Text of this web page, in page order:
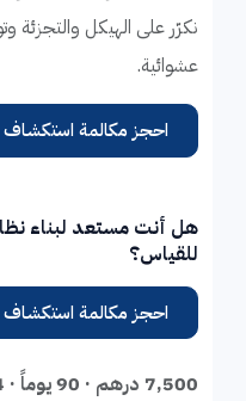
نكرّر على الهيكل والتجزئة
عشوائية.
احجز مكالمة استكشاف
هل أنت مستعد لبناء
للقياس؟
احجز مكالمة استكشاف
7,500 درهم · 90 يوماً · 4 أماكن متاحة